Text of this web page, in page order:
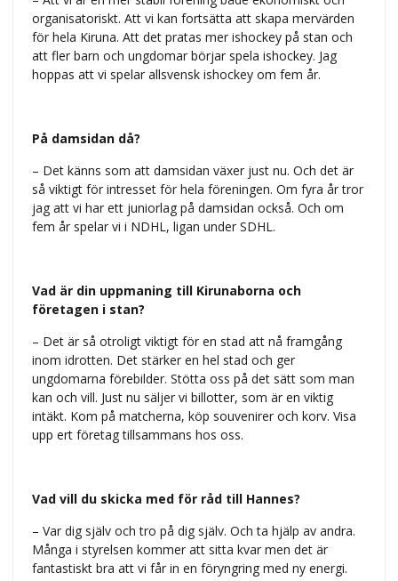
organisatoriskt. Att vi kan fortsätta att skapa mervärden
för hela Kiruna. Att det pratas mer ishockey på stan och
att fler barn och ungdomar börjar spela ishockey. Jag
hoppas att vi spelar allsvensk ishockey om fem år.
På damsidan då?
– Det känns som att damsidan växer just nu. Och det är
så viktigt för intresset för hela föreningen. Om fyra år tror
jag att vi har ett juniorlag på damsidan också. Och om
fem år spelar vi i NDHL, ligan under SDHL.
Vad är din uppmaning till Kirunaborna och
företagen i stan?
– Det är så otroligt viktigt för en stad att nå framgång
inom idrotten. Det stärker en hel stad och ger
ungdomarna förebilder. Stötta oss på det sätt som man
kan och vill. Just nu säljer vi billotter, som är en viktig
intäkt. Kom på matcherna, köp souvenirer och korv. Visa
upp ert företag tillsammans hos oss.
Vad vill du skicka med för råd till Hannes?
– Var dig själv och tro på dig själv. Och ta hjälp av andra.
Många i styrelsen kommer att sitta kvar men det är
fantastiskt bra att vi får in en föryngring med ny energi.